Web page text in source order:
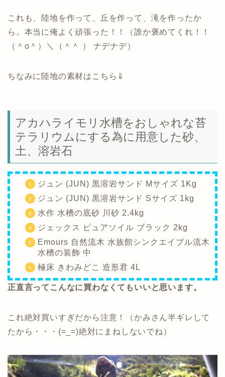
これも、陸地を作って、丘を作って、滝を作ったか
ら。本当に俺よく頑張った！！（誰か褒めてくれ！！
（＾o＾）＼（＾＾ ） ナデナデ）
ちなみに陸地の素材はこちら⇓
アカハライモリ水槽をおしゃれな苔
テラリウムにする為に用意した砂、
土、溶岩石
ジュン (JUN) 黒溶岩サンド Mサイズ 1Kg
ジュン (JUN) 黒溶岩サンド Sサイズ 1kg
水作 水槽の底砂 川砂 2.4kg
ジェックス ピュアソイル ブラック 2kg
Emours 自然流木 水族館シンクエイブル流木
水槽の装飾 中
極床 きわみどこ 造形君 4L
正直言ってこんなに買わなくてもいいと思います。
これ絶対買いすぎだから注意！（かみさん半ギレして
たから・・・(=_=)絶対にまねしないでね）